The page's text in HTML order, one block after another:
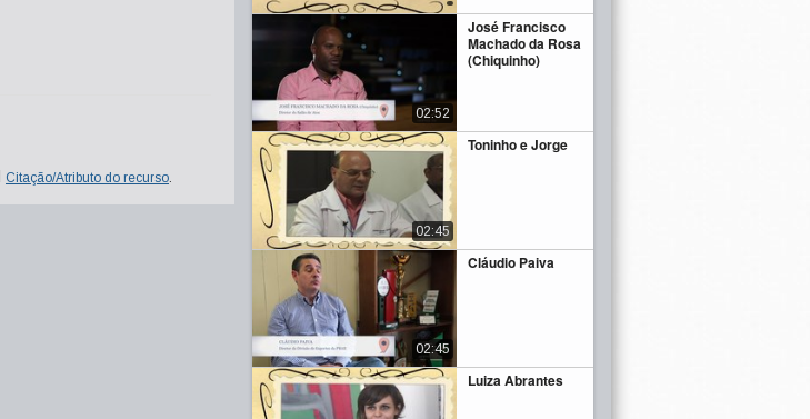
Citação/Atributo do recurso.
José Francisco
Machado da Rosa
(Chiquinho)
02:52
Toninho e Jorge
02:45
Cláudio Paiva
02:45
Luiza Abrantes